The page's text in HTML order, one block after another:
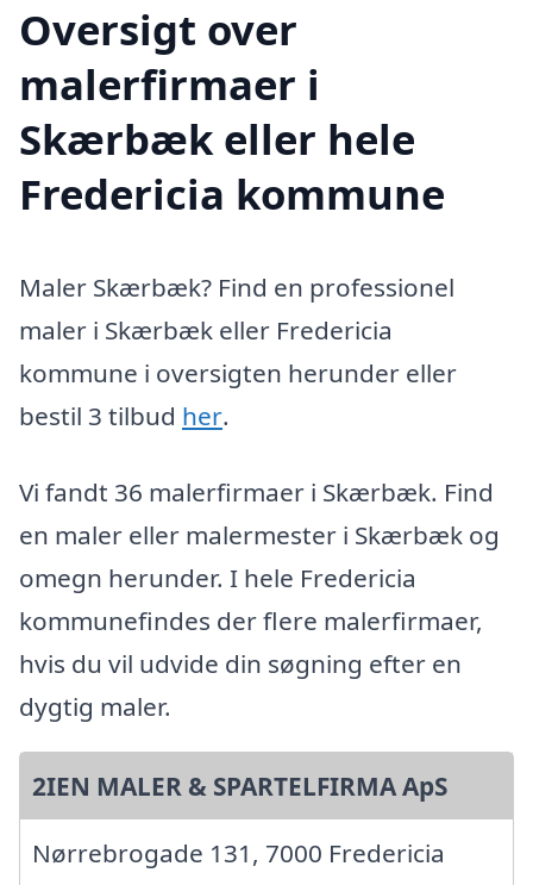
Oversigt over
malerfirmaer i
Skærbæk eller hele
Fredericia kommune
Maler Skærbæk? Find en professionel
maler i Skærbæk eller Fredericia
kommune i oversigten herunder eller
bestil 3 tilbud her.
Vi fandt 36 malerfirmaer i Skærbæk. Find
en maler eller malermester i Skærbæk og
omegn herunder. I hele Fredericia
kommunefindes der flere malerfirmaer,
hvis du vil udvide din søgning efter en
dygtig maler.
2IEN MALER & SPARTELFIRMA ApS
Nørrebrogade 131, 7000 Fredericia